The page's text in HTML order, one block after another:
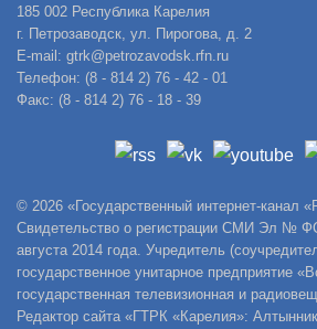
185 002 Республика Карелия
г. Петрозаводск, ул. Пирогова, д. 2
E-mail: gtrk@petrozavodsk.rfn.ru
Телефон: (8 - 814 2) 76 - 42 - 01
Факс: (8 - 814 2) 76 - 18 - 39
© 2026 «Государственный интернет-канал
Свидетельство о регистрации СМИ Эл №
августа 2014 года. Учредитель
государственное унитарное предприятие
государственная телевизионная и
Редактор сайта «ГТРК «Карелия»: